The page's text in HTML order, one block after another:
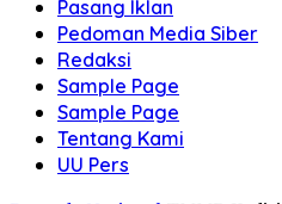
Pasang Iklan
Pedoman Media Siber
Redaksi
Sample Page
Sample Page
Tentang Kami
UU Pers